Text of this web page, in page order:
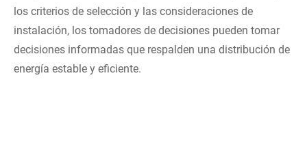
los criterios de selección y las consideraciones de
instalación, los tomadores de decisiones pueden tomar
decisiones informadas que respalden una distribución de
energía estable y eficiente.